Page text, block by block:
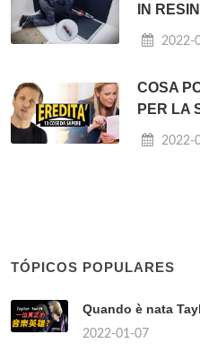
IN
2022-
COSA
PER LA
2022-
TÓPICOS POPULARES
Quando è nata
2022-01-07